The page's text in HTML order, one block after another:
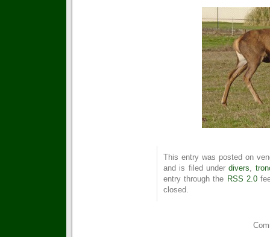
This entry was posted on
and is filed underdivers
entry through the RSS 2.0
closed.